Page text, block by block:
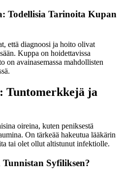
Todellisia Tarinoita Kupan
että diagnoosi ja hoito olivat
Kuppa on hoidettavissa
on avainasemassa mahdollisten
Tuntomerkkejä ja
oireina, kuten peniksestä
On tärkeää hakeutua lääkärin
tai olet ollut altistunut infektiolle.
Syfiliksen?